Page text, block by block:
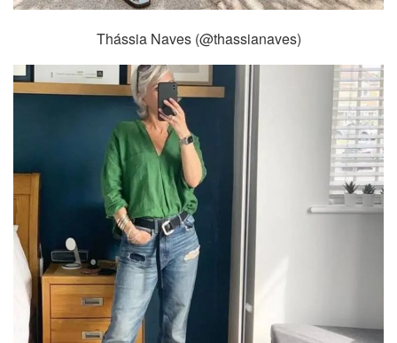
Thássia Naves (@thassianaves)